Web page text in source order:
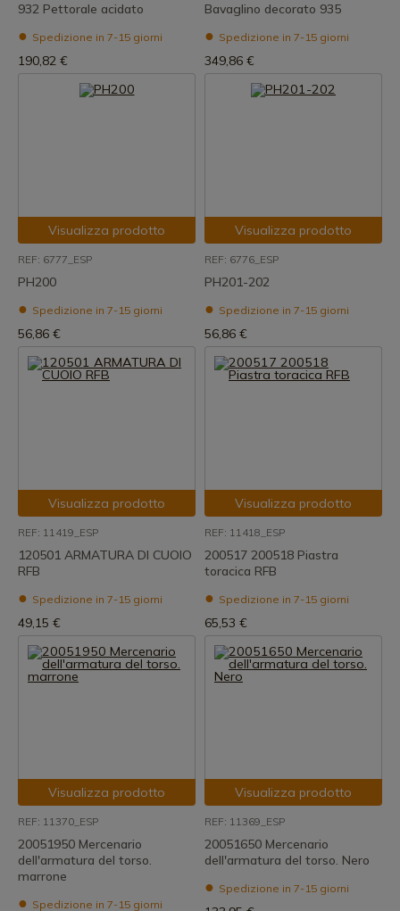
932 Pettorale acidato
Spedizione in 7-15 giorni
190,82 €
Bavaglino decorato 935
Spedizione in 7-15 giorni
349,86 €
Visualizza prodotto
REF: 6777_ESP
PH200
Spedizione in 7-15 giorni
56,86 €
Visualizza prodotto
REF: 6776_ESP
PH201-202
Spedizione in 7-15 giorni
56,86 €
Visualizza prodotto
REF: 11419_ESP
120501 ARMATURA DI CUOIO
RFB
Spedizione in 7-15 giorni
49,15 €
Visualizza prodotto
REF: 11418_ESP
200517 200518 Piastra
toracica RFB
Spedizione in 7-15 giorni
65,53 €
Visualizza prodotto
REF: 11370_ESP
20051950 Mercenario
dell'armatura del torso.
marrone
Spedizione in 7-15 giorni
Visualizza prodotto
REF: 11369_ESP
20051650 Mercenario
dell'armatura del torso. Nero
Spedizione in 7-15 giorni